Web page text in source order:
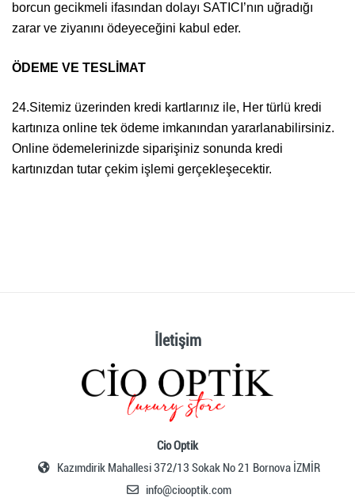
borcun gecikmeli ifasından dolayı SATICI’nın uğradığı
zarar ve ziyanını ödeyeceğini kabul eder.
ÖDEME VE TESLİMAT
24.Sitemiz üzerinden kredi kartlarınız ile, Her türlü kredi
kartınıza online tek ödeme imkanından yararlanabilirsiniz.
Online ödemelerinizde siparişiniz sonunda kredi
kartınızdan tutar çekim işlemi gerçekleşecektir.
İletişim
Cio Optik
Kazımdirik Mahallesi 372/13 Sokak No 21 Bornova İZMİR
info@ciooptik.com